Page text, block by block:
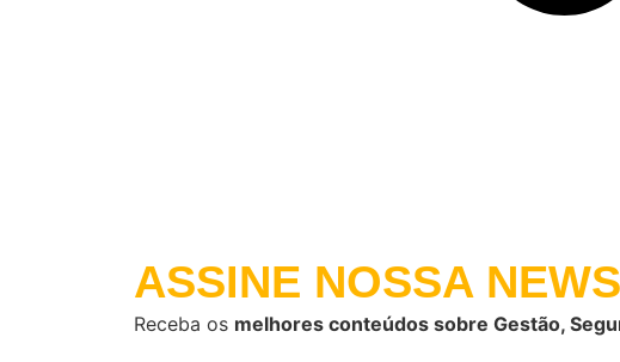
ASSINE NOSSA
Receba os melhores conteúdos sobre Gestão,